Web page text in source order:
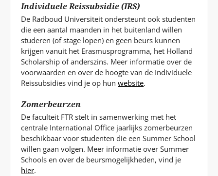
Individuele Reissubsidie (IRS)
De Radboud Universiteit ondersteunt ook studenten
die een aantal maanden in het buitenland willen
studeren (of stage lopen) en geen beurs kunnen
krijgen vanuit het Erasmusprogramma, het Holland
Scholarship of anderszins. Meer informatie over de
voorwaarden en over de hoogte van de Individuele
Reissubsidies vind je op hunwebsite.
Zomerbeurzen
De faculteit FTR stelt in samenwerking met het
centrale International Office jaarlijks zomerbeurzen
beschikbaar voor studenten die een Summer School
willen gaan volgen. Meer informatie over Summer
Schools en over de beursmogelijkheden, vind je
hier.